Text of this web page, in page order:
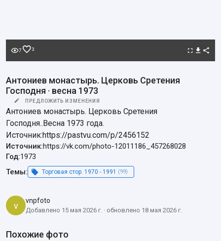
7 3
Антониев монастырь. Церковь Сретения
Господня · весна 1973
ПРЕДЛОЖИТЬ ИЗМЕНЕНИЯ
Антониев монастырь. Церковь Сретения
Господня..Весна 1973 года.
Источник:https://pastvu.com/p/2456152
Источник:https://vk.com/photo-12011186_457268028
Год:1973
Темы:
Торговая стор. 1970 - 1991 (99)
v vnpfoto
Добавлено 15 мая 2026 г. · обновлено 18 мая 2026 г.
Похожие фото